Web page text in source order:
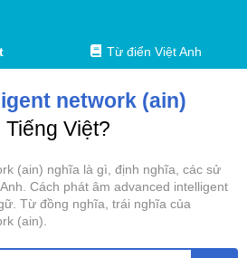
Từ điển Việt Anh
network (ain)
Việt?
(ain) nghĩa là gì, định nghĩa, các sử
Cách phát âm advanced intelligent
Từ đồng nghĩa, trái nghĩa của
(ain).